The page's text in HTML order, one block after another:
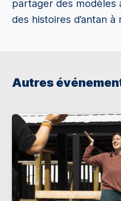
partager des modèles
des histoires d’antan à
Autres